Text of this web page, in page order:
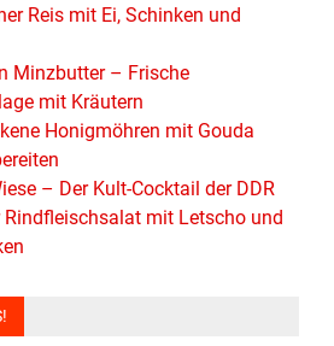
Reis mit Ei, Schinken und
Minzbutter – Frische
mit Kräutern
Honigmöhren mit Gouda
– Der Kult-Cocktail der DDR
Rindfleischsalat mit Letscho und